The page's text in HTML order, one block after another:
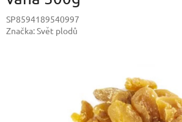
SP8594189540997
Značka:Svět plodů